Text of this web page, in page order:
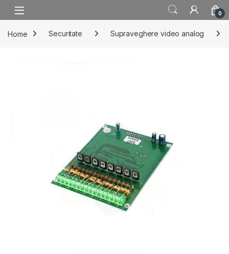
Skip to navigation
Skip to content
0
Home Securitate Supraveghere video analog